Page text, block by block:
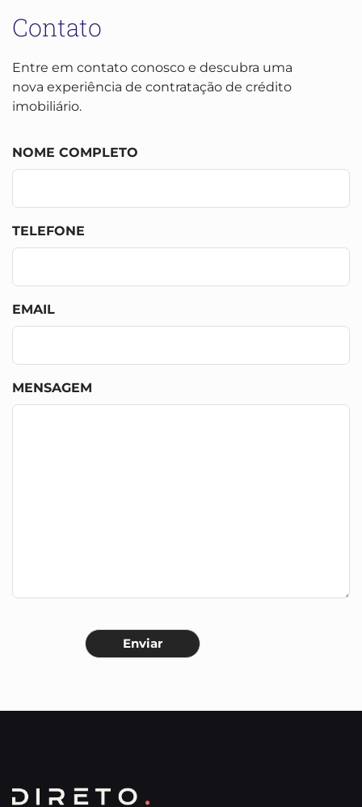
Contato
Entre em contato conosco e descubra uma
nova experiência de contratação de crédito
imobiliário.
NOME COMPLETO
TELEFONE
EMAIL
MENSAGEM